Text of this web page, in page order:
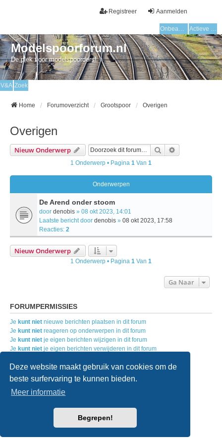
Deze website maakt gebruik van cookies om de
beste surfervaring te kunnen bieden.
Meer informatie
Begrepen!
Aanmelden
Registreer
Onbeantwoorde onderwerpen Actieve onderwerpen
Modelspoorforum.nl
De plek voor modelspoorders!
V&A Zoek
Home Forumoverzicht Grootspoor Overigen
Overigen
Nieuw Onderwerp Zoek
1 Onderwerp • Pagina 1 Van 1
Onderwerpen
De Arend onder stoom
door denobis » 08 okt 2023, 14:01
Laatste bericht door denobis » 08 okt 2023, 17:58
Reacties: 2
Nieuw Onderwerp
1 Onderwerp • Pagina 1 Van 1
Ga Naar
FORUMPERMISSIES
Je kunt niet nieuwe berichten plaatsen in dit forum
Je kunt niet reageren op onderwerpen in dit forum
Je kunt niet je eigen berichten wijzigen in dit forum
Je kunt niet je eigen berichten verwijderen in dit forum
Home Forumoverzicht
phpBB.nl